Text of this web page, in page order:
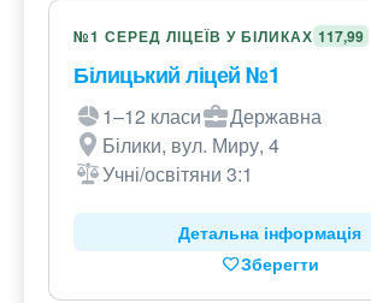
№1 СЕРЕД ЛІЦЕЇВ У БІЛИКАХ 117,99
Білицький ліцей №1
1–12 класи
Державна
Білики, вул. Миру, 4
Учні/освітяни 3:1
Детальна інформація
Зберегти